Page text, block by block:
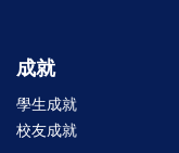
成就
學生成就
校友成就